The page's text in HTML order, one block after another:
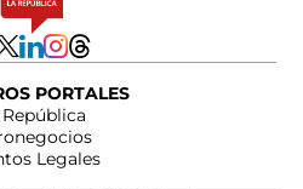
PORTALES
República
Legales